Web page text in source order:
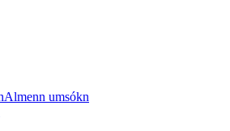
Almenn umsókn